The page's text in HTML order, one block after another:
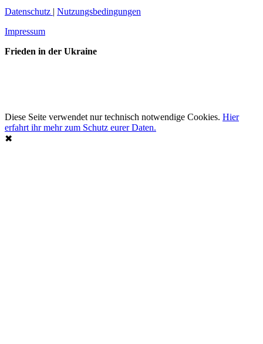
Datenschutz | Nutzungsbedingungen
Impressum
Frieden in der Ukraine
Diese Seite verwendet nur technisch notwendige Cookies. Hier
erfahrt ihr mehr zum Schutz eurer Daten.
✖